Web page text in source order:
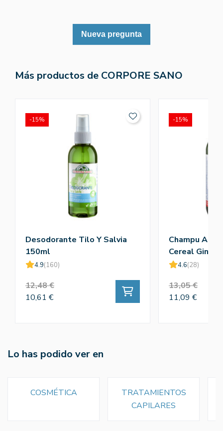
Nueva pregunta
Más productos de CORPORE SANO
Desodorante Tilo Y Salvia
150ml
4.9(160)
12,48 €
10,61 €
-15%
Champu
Cereal Gins
4.6(28)
13,05 €
11,09 €
-15%
Lo has podido ver en
COSMÉTICA
TRATAMIENTOS
CAPILARES